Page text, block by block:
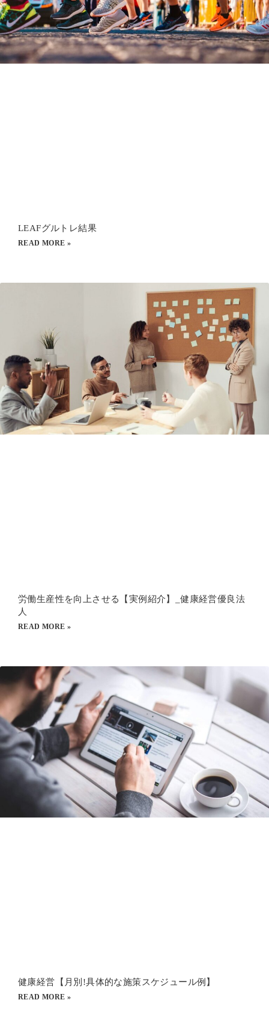
LEAFグルトレ結果
READ MORE »
労働生産性を向上させる【実例紹介】_健康経営優良法
人
READ MORE »
健康経営【月別!具体的な施策スケジュール例】​
READ MORE »